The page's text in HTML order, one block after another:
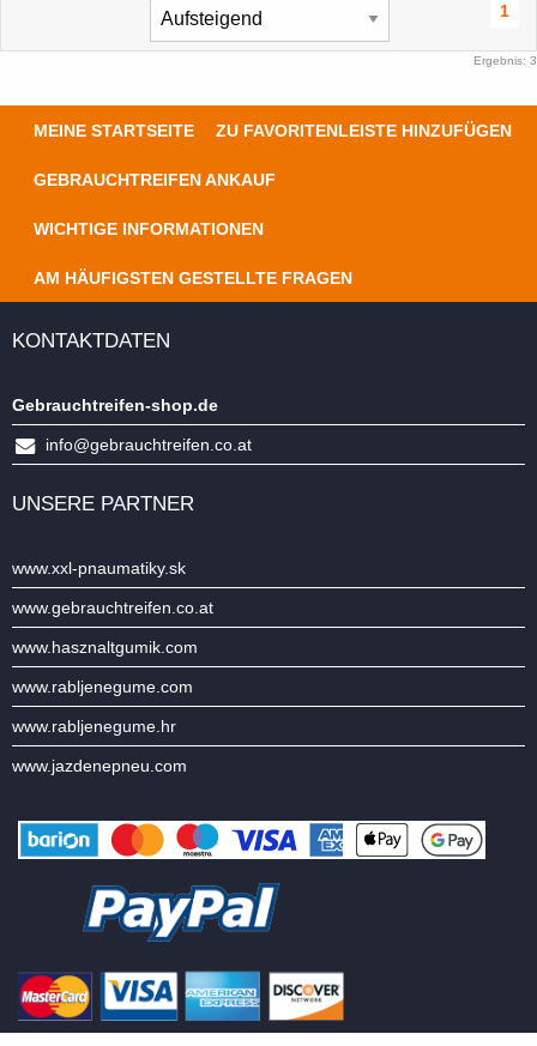
1
Ergebnis: 3
MEINE STARTSEITE ZU FAVORITENLEISTE HINZUFÜGEN
GEBRAUCHTREIFEN ANKAUF
WICHTIGE INFORMATIONEN
AM HÄUFIGSTEN GESTELLTE FRAGEN
KONTAKTDATEN
Gebrauchtreifen-shop.de
info@gebrauchtreifen.co.at
UNSERE PARTNER
www.xxl-pnaumatiky.sk
www.gebrauchtreifen.co.at
www.hasznaltgumik.com
www.rabljenegume.com
www.rabljenegume.hr
www.jazdenepneu.com